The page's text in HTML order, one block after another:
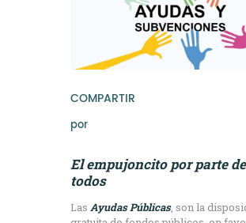
PRESENTA TU
PROYECTO
SERVICIOS
EMPRENDEDORES
NETWORKING
COMPARTIR
por
El empujoncito por parte de
todos
Las Ayudas Públicas, son la